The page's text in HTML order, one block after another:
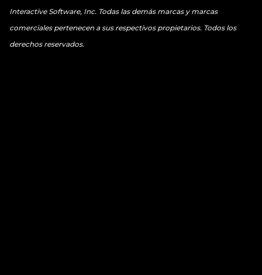
Interactive Software, Inc. Todas las demás marcas y marcas
comerciales pertenecen a sus respectivos propietarios. Todos los
derechos reservados.